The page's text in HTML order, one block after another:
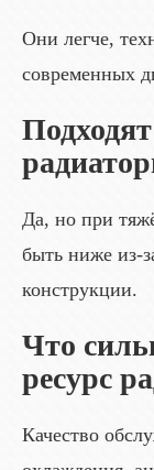
Они легче,
современных
Да, но при
быть ниже из-
конструкции.
Что
ресурс
Качество